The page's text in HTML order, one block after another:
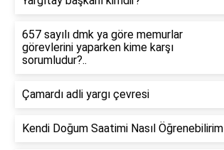
657 sayılı dmk ya göre memurlar
görevlerini yaparken kime karşı
sorumludur?..
Çamardı adli yargı çevresi
Kendi Doğum Saatimi Nasıl Öğrenebilirim